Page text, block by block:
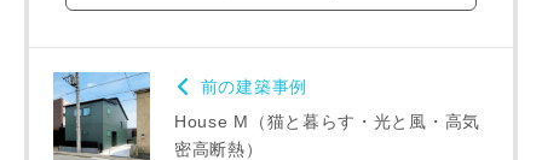
前の建築事例
House M（猫と暮らす・光と風・高気
密高断熱）